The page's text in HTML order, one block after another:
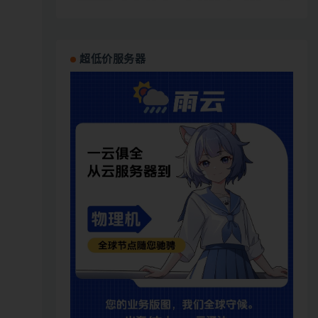
超低价服务器